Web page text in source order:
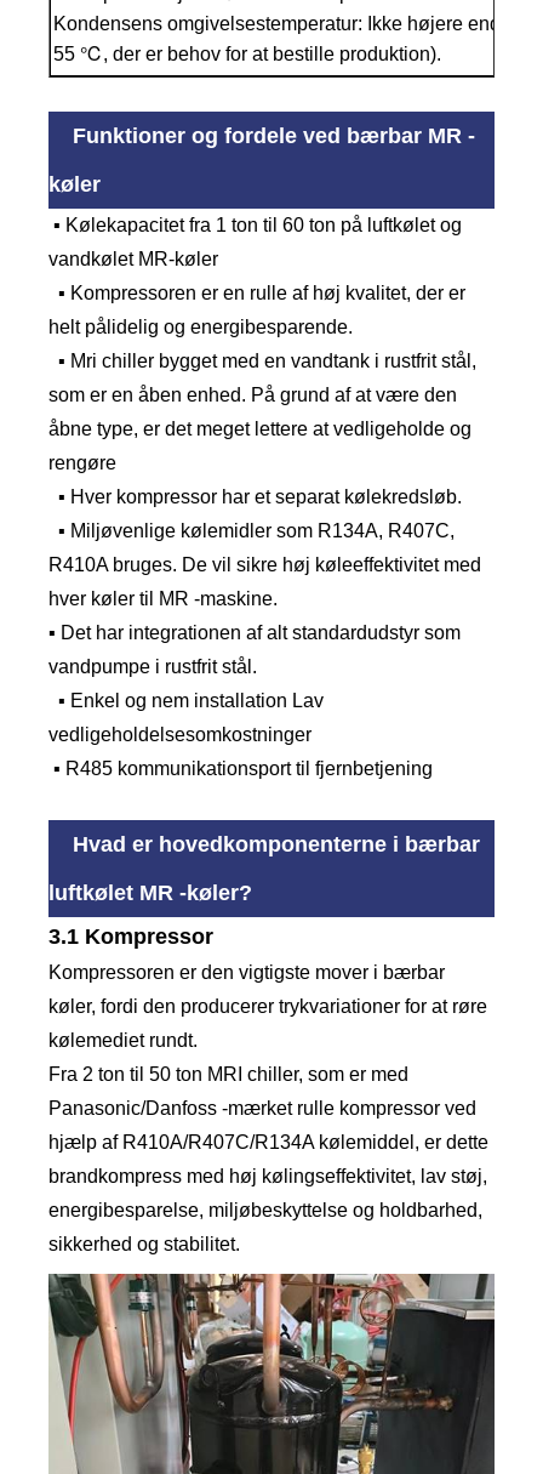
Kondensens omgivelsestemperatur: Ikke højere end
55 ℃, der er behov for at bestille produktion).
Funktioner og fordele ved bærbar MR -
køler
▪ Kølekapacitet fra 1 ton til 60 ton på luftkølet og
vandkølet MR-køler
▪ Kompressoren er en rulle af høj kvalitet, der er
helt pålidelig og energibesparende.
▪ Mri chiller bygget med en vandtank i rustfrit stål,
som er en åben enhed. På grund af at være den
åbne type, er det meget lettere at vedligeholde og
rengøre
▪ Hver kompressor har et separat kølekredsløb.
▪ Miljøvenlige kølemidler som R134A, R407C,
R410A bruges. De vil sikre høj køleeffektivitet med
hver køler til MR -maskine.
▪ Det har integrationen af ​​alt standardudstyr som
vandpumpe i rustfrit stål.
▪ Enkel og nem installation Lav
vedligeholdelsesomkostninger
▪ R485 kommunikationsport til fjernbetjening
Hvad er hovedkomponenterne i bærbar
luftkølet MR -køler?
3.1 Kompressor
Kompressoren er den vigtigste mover i bærbar
køler, fordi den producerer trykvariationer for at røre
kølemediet rundt.
Fra 2 ton til 50 ton MRI chiller, som er med
Panasonic/Danfoss -mærket rulle kompressor ved
hjælp af R410A/R407C/R134A kølemiddel, er dette
brandkompress med høj kølingseffektivitet, lav støj,
energibesparelse, miljøbeskyttelse og holdbarhed,
sikkerhed og stabilitet.